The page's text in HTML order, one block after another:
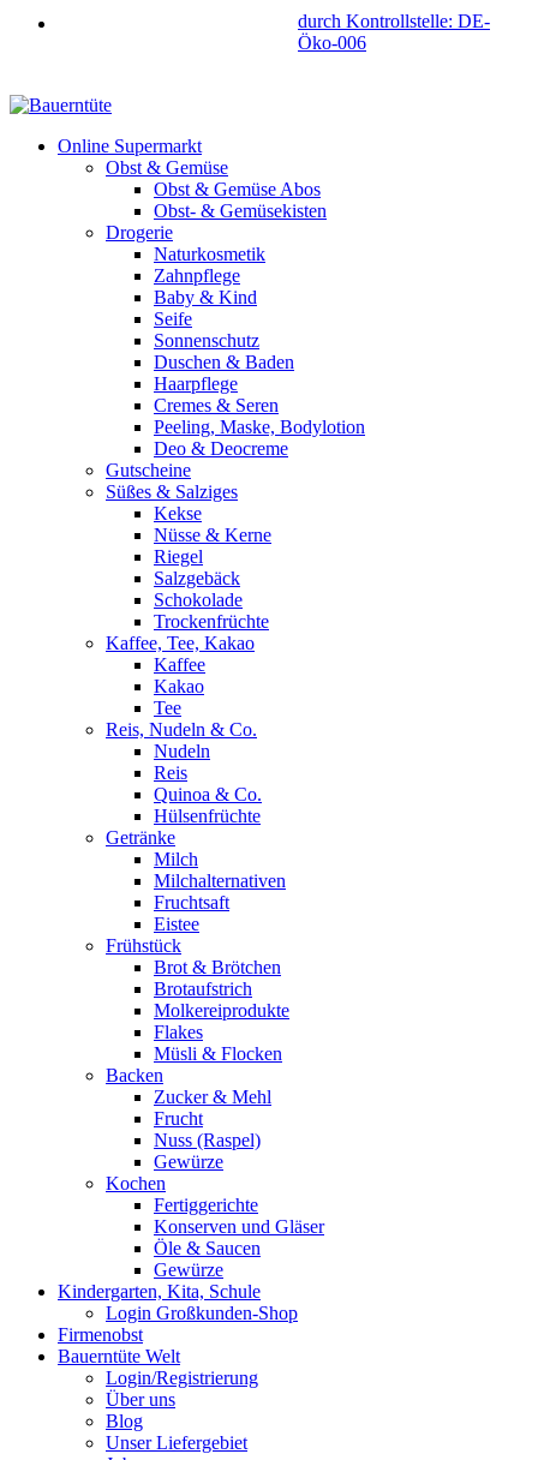
durch Kontrollstelle: DE-
Öko-006
Online Supermarkt
Obst & Gemüse
Obst & Gemüse Abos
Obst- & Gemüsekisten
Drogerie
Naturkosmetik
Zahnpflege
Baby & Kind
Seife
Sonnenschutz
Duschen & Baden
Haarpflege
Cremes & Seren
Peeling, Maske, Bodylotion
Deo & Deocreme
Gutscheine
Süßes & Salziges
Kekse
Nüsse & Kerne
Riegel
Salzgebäck
Schokolade
Trockenfrüchte
Kaffee, Tee, Kakao
Kaffee
Kakao
Tee
Reis, Nudeln & Co.
Nudeln
Reis
Quinoa & Co.
Hülsenfrüchte
Getränke
Milch
Milchalternativen
Fruchtsaft
Eistee
Frühstück
Brot & Brötchen
Brotaufstrich
Molkereiprodukte
Flakes
Müsli & Flocken
Backen
Zucker & Mehl
Frucht
Nuss (Raspel)
Gewürze
Kochen
Fertiggerichte
Konserven und Gläser
Öle & Saucen
Gewürze
Kindergarten, Kita, Schule
Login Großkunden-Shop
Firmenobst
Bauerntüte Welt
Login/Registrierung
Über uns
Blog
Unser Liefergebiet